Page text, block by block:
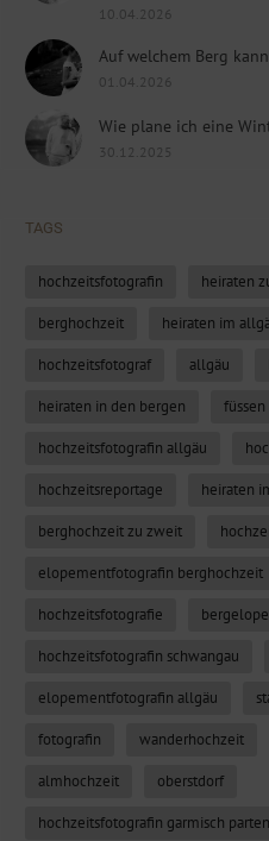
10.04.2026
Auf welchem Berg
01.04.2026
Wie plane ich eine
30.12.2025
TAGS
hochzeitsfotografin heiraten
berghochzeit heiraten im
hochzeitsfotograf allgäu
heiraten in den bergen füssen
hochzeitsfotografin allgäu
hochzeitsreportage heiraten
berghochzeit zu zweit
elopementfotografin berghochzeit
hochzeitsfotografie
hochzeitsfotografin schwangau
elopementfotografin allgäu
fotografin wanderhochzeit
almhochzeit oberstdorf
hochzeitsfotografin garmisch